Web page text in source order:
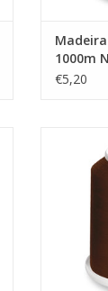
1000m
€5,20